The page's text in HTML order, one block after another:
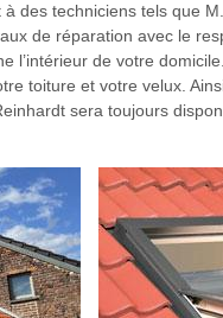
des techniciens tels que
de réparation avec le
l’intérieur de votre
toiture et votre velux.
sera toujours